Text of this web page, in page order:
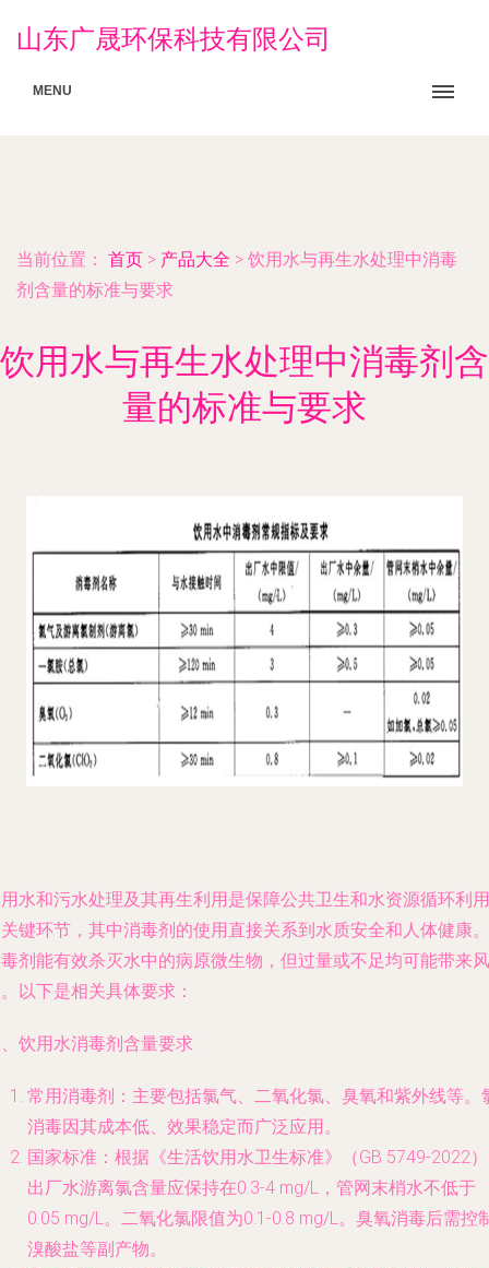
山东广晟环保科技有限公司
MENU
当前位置： 首页 > 产品大全 > 饮用水与再生水处理中消毒
剂含量的标准与要求
饮用水与再生水处理中消毒剂含
量的标准与要求
水和污水处理及其再生利用是保障公共卫生和水资源循环利用
键环节，其中消毒剂的使用直接关系到水质安全和人体健康。
剂能有效杀灭水中的病原微生物，但过量或不足均可能带来风
以下是相关具体要求：
饮用水消毒剂含量要求
常用消毒剂：主要包括氯气、二氧化氯、臭氧和紫外线等。
消毒因其成本低、效果稳定而广泛应用。
国家标准：根据《生活饮用水卫生标准》（GB 5749-2022
出厂水游离氯含量应保持在0.3-4 mg/L，管网末梢水不低于
0.05 mg/L。二氧化氯限值为0.1-0.8 mg/L。臭氧消毒后需控
溴酸盐等副产物。